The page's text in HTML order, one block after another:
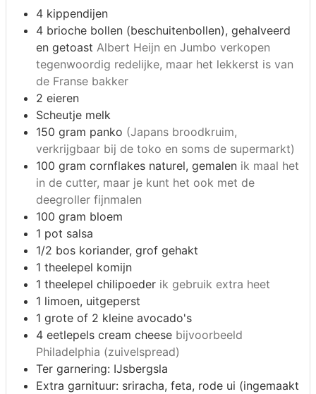
4 kippendijen
4 brioche bollen (beschuitenbollen), gehalveerd
en getoast Albert Heijn en Jumbo verkopen
tegenwoordig redelijke, maar het lekkerst is van
de Franse bakker
2 eieren
Scheutje melk
150 gram panko (Japans broodkruim,
verkrijgbaar bij de toko en soms de supermarkt)
100 gram cornflakes naturel, gemalen ik maal het
in de cutter, maar je kunt het ook met de
deegroller fijnmalen
100 gram bloem
1 pot salsa
1/2 bos koriander, grof gehakt
1 theelepel komijn
1 theelepel chilipoeder ik gebruik extra heet
1 limoen, uitgeperst
1 grote of 2 kleine avocado's
4 eetlepels cream cheese bijvoorbeeld
Philadelphia (zuivelspread)
Ter garnering: IJsbergsla
Extra garnituur: sriracha, feta, rode ui (ingemaakt